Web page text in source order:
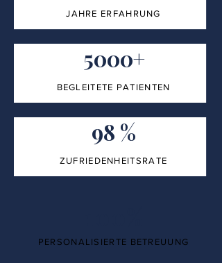
JAHRE ERFAHRUNG
5000+
BEGLEITETE PATIENTEN
98 %
ZUFRIEDENHEITSRATE
PERSONALISIERTE BETREUUNG